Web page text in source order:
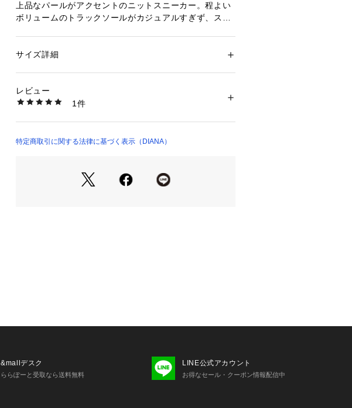
上品なパールがアクセントのニットスニーカー。程よい
ボリュームのトラックソールがカジュアルすぎず、スタ
抜け感のある大きめ編み地で爽やかに仕上げました。華
ミニンニットスニーカーです。
■こだわりポイント
サイクル材を使用しています。・ブランドロコが大胆に
ンソールは、8mmの高反発クッションで歩行時の衝撃を
吸収し、足の横ブレも防ぎます。
性別：レディース
商品番号：
HE43560 （ショップ）
サイズ詳細
レビュー
1件
特定商取引に関する法律に基づく表示（DIANA）
&mallデスク
ららぽーと受取なら送料無料
LINE公式アカウント
お得なセール・クーポン情報配信中